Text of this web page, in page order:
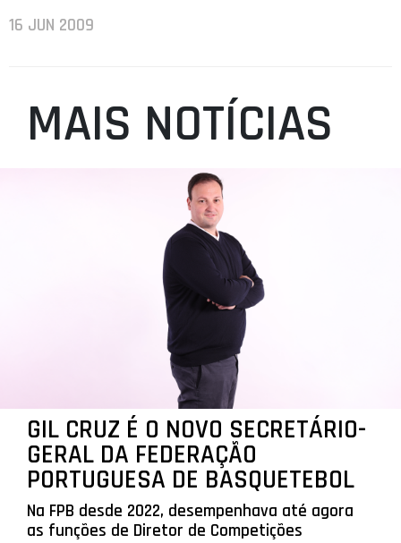
16 JUN 2009
MAIS NOTÍCIAS
GIL CRUZ É O NOVO SECRETÁRIO-
GERAL DA FEDERAÇÃO
PORTUGUESA DE BASQUETEBOL
Na FPB desde 2022, desempenhava até agora
as funções de Diretor de Competições